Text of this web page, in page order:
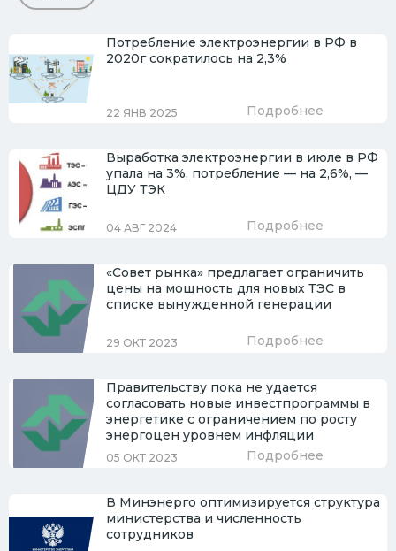
Потребление электроэнергии в РФ в
2020г сократилось на 2,3%
22 ЯНВ 2025 Подробнее
Выработка электроэнергии в июле в РФ
упала на 3%, потребление — на 2,6%, —
ЦДУ ТЭК
04 АВГ 2024 Подробнее
«Совет рынка» предлагает ограничить
цены на мощность для новых ТЭС в
списке вынужденной генерации
29 ОКТ 2023 Подробнее
Правительству пока не удается
согласовать новые инвестпрограммы в
энергетике с ограничением по росту
энергоцен уровнем инфляции
05 ОКТ 2023 Подробнее
В Минэнерго оптимизируется структура
министерства и численность
сотрудников